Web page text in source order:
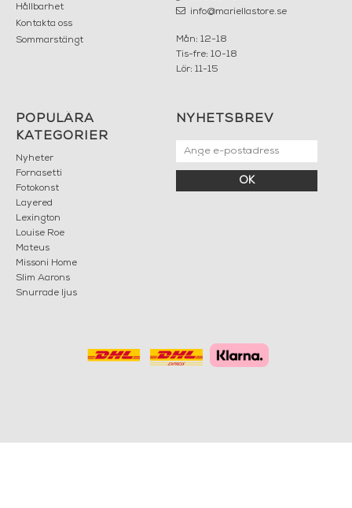
Hållbarhet
Kontakta oss
Sommarstängt
info@mariellastore.se
Mån: 12-18
Tis-fre: 10-18
Lör: 11-15
POPULÄRA
KATEGORIER
Nyheter
Fornasetti
Fotokonst
Layered
Lexington
Louise Roe
Mateus
Missoni Home
Slim Aarons
Snurrade ljus
NYHETSBREV
OK